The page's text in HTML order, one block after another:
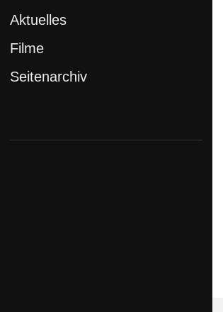
Aktuelles
Filme
Stolz & Eigensinn
DVD Box ZEITZUSTÄNDE
Seitenarchiv